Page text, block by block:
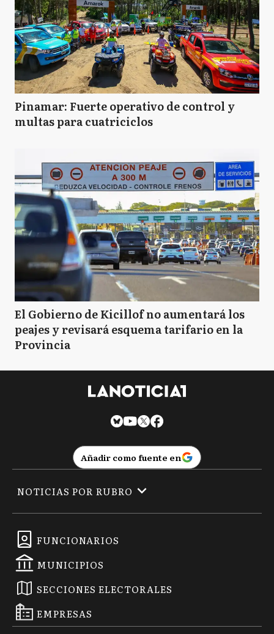
Pinamar: Fuerte operativo de control y
multas para cuatriciclos
El Gobierno de Kicillof no aumentará los
peajes y revisará esquema tarifario en la
Provincia
Añadir como fuente en
FUNCIONARIOS
MUNICIPIOS
SECCIONES ELECTORALES
EMPRESAS
NOTICIAS POR RUBRO